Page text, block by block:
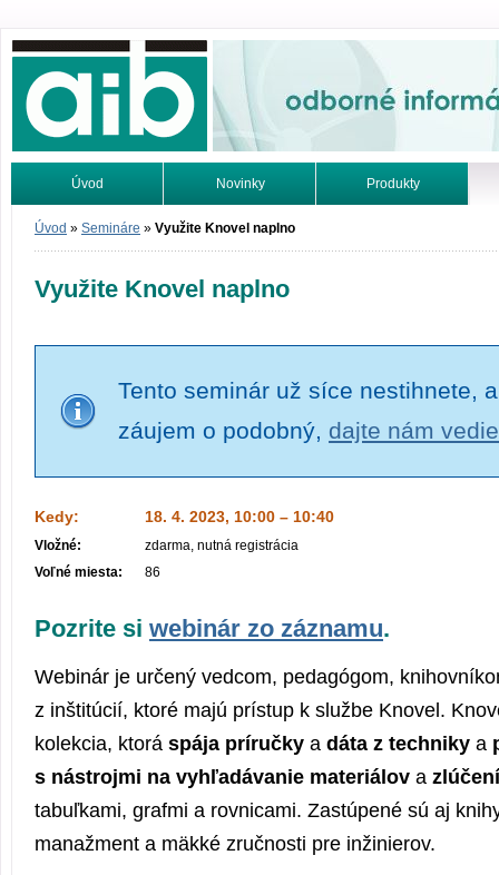
Odborné informácie. Online.
Úvod Novinky Produkty
Vyhľadávanie Tutoriály
Úvod » Semináre » Využite Knovel naplno
Využite Knovel naplno
Tento seminár už síce nestihnete,
záujem o podobný, dajte nám
Kedy: 18. 4. 2023, 10:00 – 10:40
Vložné:
zdarma, nutná registrácia
Voľné miesta:
86
Pozrite si webinár zo záznamu.
Webinár je určený vedcom, pedagógom,
z inštitúcií, ktoré majú prístup k službe Knovel.
kolekcia, ktorá spája príručky a dáta z techniky a
s nástrojmi na vyhľadávanie materiálov a
tabuľkami, grafmi a rovnicami. Zastúpené sú aj
manažment a mäkké zručnosti pre inžinierov.